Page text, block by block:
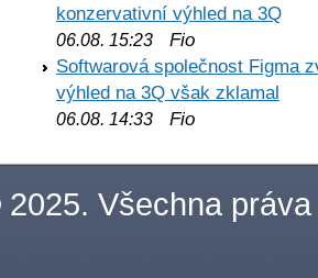
konzervativní výhled na 3Q
06.08. 15:23 Fio
Softwarová společnost Figma
výhled na 3Q však zklamal
06.08. 14:33 Fio
Všechna práva